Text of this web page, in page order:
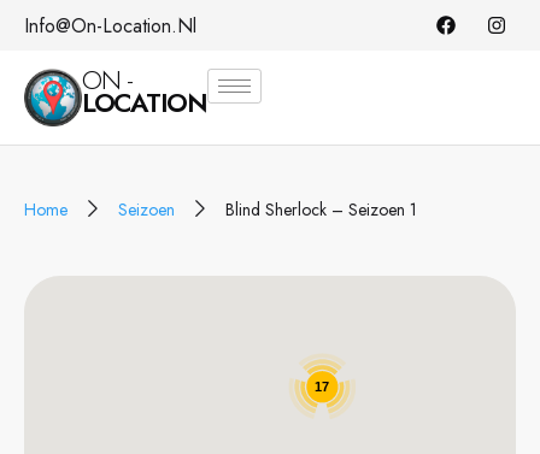
Info@on-Location.nl
ON -
LOCATION
Home Seizoen Blind Sherlock – Seizoen 1
17